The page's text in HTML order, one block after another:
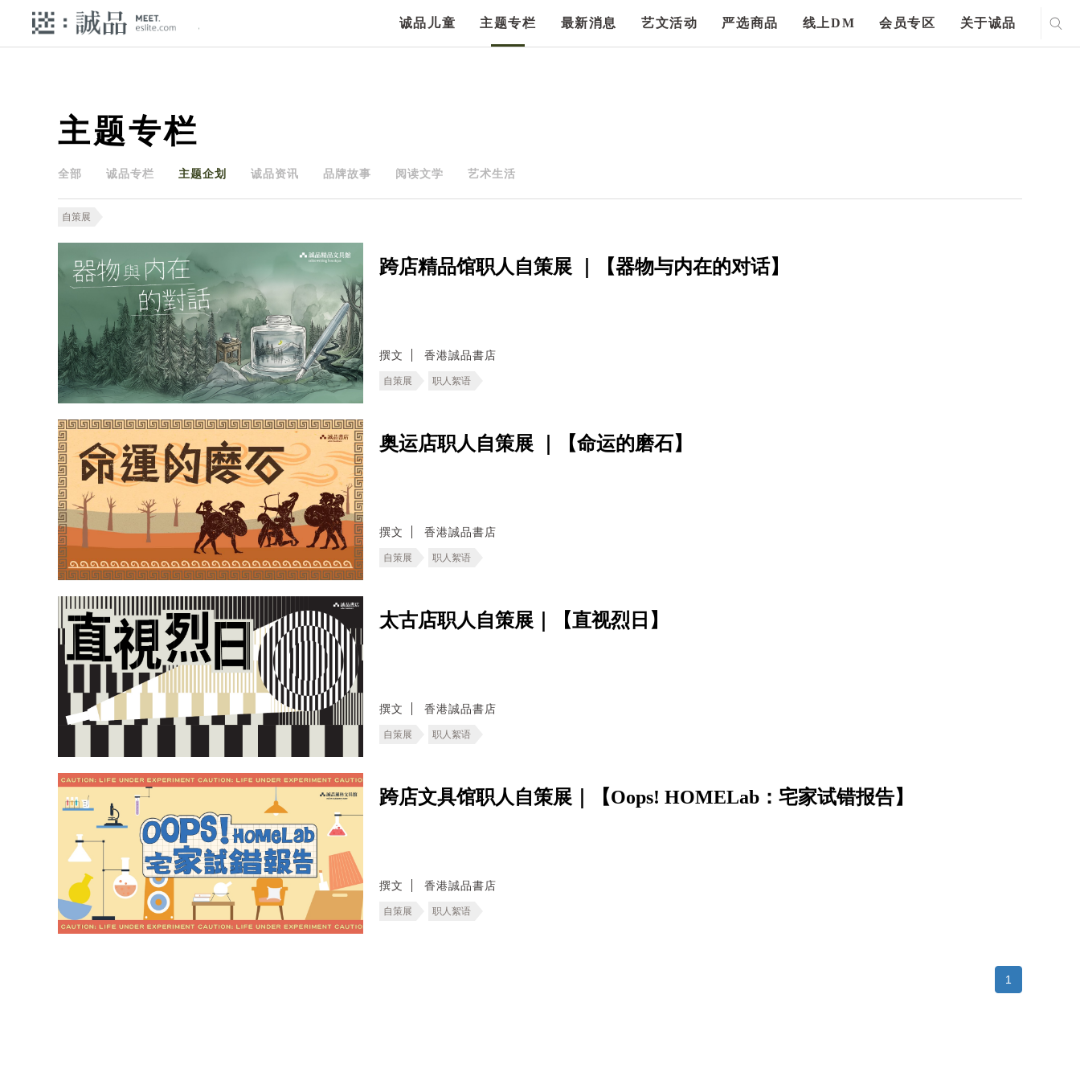
诚品儿童 主题专栏 最新消息 艺文活动 严选商品 线上DM 会员专区 关于诚品
主题专栏
全部 诚品专栏 主题企划 诚品资讯 品牌故事 阅读文学 艺术生活
自策展
跨店精品馆职人自策展 ｜【器物与内在的对话】
撰文 香港誠品書店
自策展 职人絮语
奥运店职人自策展 ｜【命运的磨石】
撰文 香港誠品書店
自策展 职人絮语
太古店职人自策展｜【直视烈日】
撰文 香港誠品書店
自策展 职人絮语
跨店文具馆职人自策展｜【Oops! HOMELab：宅家试错报告】
撰文 香港誠品書店
自策展 职人絮语
1